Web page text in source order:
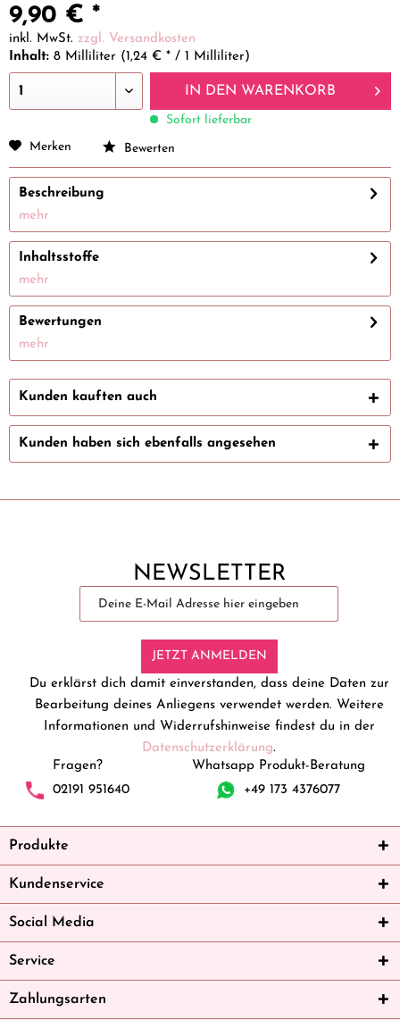
9,90 € *
inkl. MwSt. zzgl. Versandkosten
Inhalt: 8 Milliliter (1,24 € * / 1 Milliliter)
IN DEN WARENKORB
Sofort lieferbar
Merken
Bewerten
Beschreibung
mehr
Inhaltsstoffe
mehr
Bewertungen
mehr
Kunden kauften auch
Kunden haben sich ebenfalls angesehen
NEWSLETTER
JETZT ANMELDEN
Du erklärst dich damit einverstanden, dass deine Daten zur
Bearbeitung deines Anliegens verwendet werden. Weitere
Informationen und Widerrufshinweise findest du in der
Datenschutzerklärung.
Fragen?
02191 951640
Whatsapp Produkt-Beratung
+49 173 4376077
Produkte
Kundenservice
Social Media
Service
Zahlungsarten